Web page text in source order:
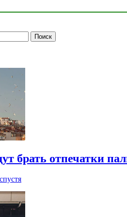
брать отпечатки